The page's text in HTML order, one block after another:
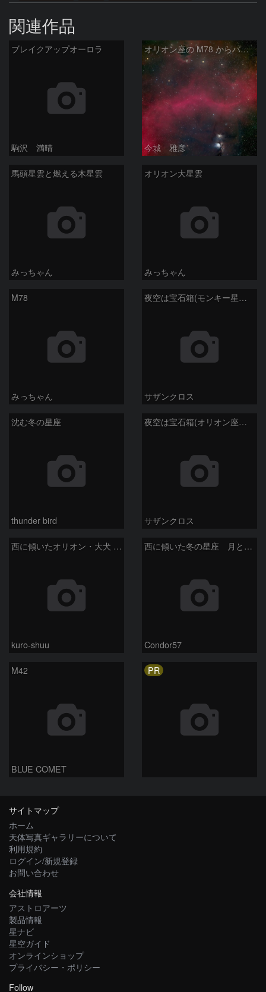
関連作品
ブレイクアップオーロラ
駒沢 満晴
オリオン座の M78 からバーナードループをまたいで LDN1622あたり
今城 雅彦
馬頭星雲と燃える木星雲
みっちゃん
オリオン大星雲
みっちゃん
M78
みっちゃん
夜空は宝石箱(モンキー星雲 NGC2174) Seestar50
サザンクロス
沈む冬の星座
thunder bird
夜空は宝石箱(オリオン座大星雲 M42) Seestar50
サザンクロス
西に傾いたオリオン・大犬 (2026/04/21)
kuro-shuu
西に傾いた冬の星座 月と金星＆木星
Condor57
M42
BLUE COMET
PR
サイトマップ
ホーム
天体写真ギャラリーについて
利用規約
ログイン/新規登録
お問い合わせ
会社情報
アストロアーツ
製品情報
星ナビ
星空ガイド
オンラインショップ
プライバシー・ポリシー
Follow